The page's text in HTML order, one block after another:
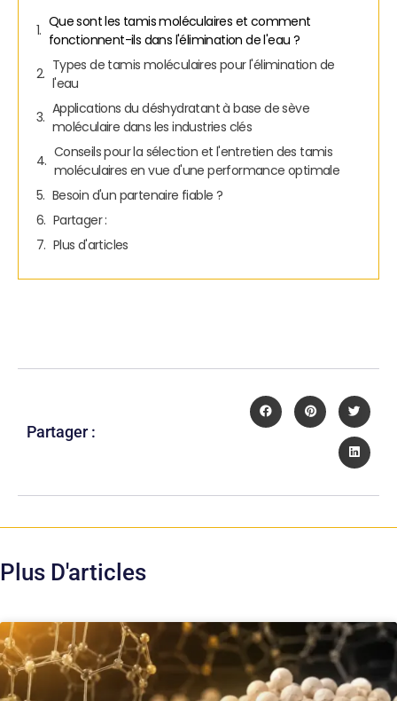
Que sont les tamis moléculaires et comment
fonctionnent-ils dans l'élimination de l'eau ?
Types de tamis moléculaires pour l'élimination de
l'eau
Applications du déshydratant à base de sève
moléculaire dans les industries clés
Conseils pour la sélection et l'entretien des tamis
moléculaires en vue d'une performance optimale
Besoin d'un partenaire fiable ?
Partager :
Plus d'articles
Partager :
Plus D'articles